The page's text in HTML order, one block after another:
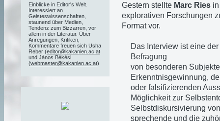
Gestern stellte Marc Ries
explorativen Forschungen
Format vor.
Das Interview ist eine
Befragung
von besonderen
Erkenntnisgewinnung,
oder falsifizierenden
Möglichkeit zur
Selbstdiskursivierung
sprechende und die
Einblicke in Editor's Welt.
Interessiert an
Geisteswissenschaften,
staunend über Medien,
Tendenz zum Bizzarren, vor
allem in der Literatur. Über
Anregungen, Kritiken,
Kommentare freuen sich Usha
Reber (editor@kakanien.ac.at
und János Békési
(webmaster@kakanien.ac.at).